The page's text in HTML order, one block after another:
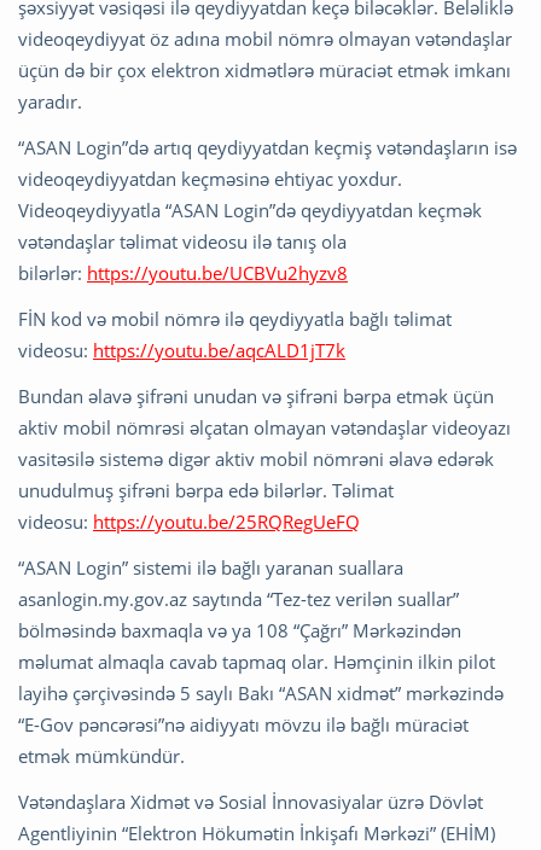
şəxsiyyət vəsiqəsi ilə qeydiyyatdan keçə biləcəklər. Beləliklə
videoqeydiyyat öz adına mobil nömrə olmayan vətəndaşlar
üçün də bir çox elektron xidmətlərə müraciət etmək imkanı
yaradır.
“ASAN Login”də artıq qeydiyyatdan keçmiş vətəndaşların isə
videoqeydiyyatdan keçməsinə ehtiyac yoxdur.
Videoqeydiyyatla “ASAN Login”də qeydiyyatdan keçmək
vətəndaşlar təlimat videosu ilə tanış ola
bilərlər: https://youtu.be/UCBVu2hyzv8
FİN kod və mobil nömrə ilə qeydiyyatla bağlı təlimat
videosu: https://youtu.be/aqcALD1jT7k
Bundan əlavə şifrəni unudan və şifrəni bərpa etmək üçün
aktiv mobil nömrəsi əlçatan olmayan vətəndaşlar videoyazı
vasitəsilə sistemə digər aktiv mobil nömrəni əlavə edərək
unudulmuş şifrəni bərpa edə bilərlər. Təlimat
videosu: https://youtu.be/25RQRegUeFQ
“ASAN Login” sistemi ilə bağlı yaranan suallara
asanlogin.my.gov.az saytında “Tez-tez verilən suallar”
bölməsində baxmaqla və ya 108 “Çağrı” Mərkəzindən
məlumat almaqla cavab tapmaq olar. Həmçinin ilkin pilot
layihə çərçivəsində 5 saylı Bakı “ASAN xidmət” mərkəzində
“E-Gov pəncərəsi”nə aidiyyatı mövzu ilə bağlı müraciət
etmək mümkündür.
Vətəndaşlara Xidmət və Sosial İnnovasiyalar üzrə Dövlət
Agentliyinin “Elektron Hökumətin İnkişafı Mərkəzi” (EHİM)